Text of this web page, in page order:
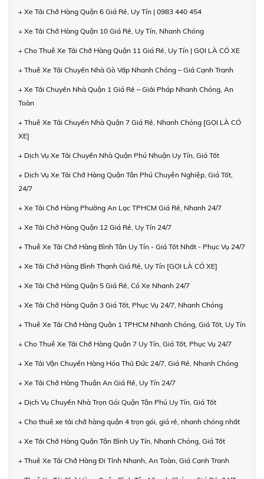
+ Xe Tải Chở Hàng Quận 6 Giá Rẻ, Uy Tín | 0983 440 454
+ Xe Tải Chở Hàng Quận 10 Giá Rẻ, Uy Tín, Nhanh Chóng
+ Cho Thuê Xe Tải Chở Hàng Quận 11 Giá Rẻ, Uy Tín | GỌI LÀ CÓ XE
+ Thuê Xe Tải Chuyển Nhà Gò Vấp Nhanh Chóng – Giá Cạnh Tranh
+ Xe Tải Chuyển Nhà Quận 1 Giá Rẻ – Giải Pháp Nhanh Chóng, An
Toàn
+ Thuê Xe Tải Chuyển Nhà Quận 7 Giá Rẻ, Nhanh Chóng [GỌI LÀ CÓ
XE]
+ Dịch Vụ Xe Tải Chuyển Nhà Quận Phú Nhuận Uy Tín, Giá Tốt
+ Dịch Vụ Xe Tải Chở Hàng Quận Tân Phú Chuyên Nghiệp, Giá Tốt,
24/7
+ Xe Tải Chở Hàng Phường An Lạc TPHCM Giá Rẻ, Nhanh 24/7
+ Xe Tải Chở Hàng Quận 12 Giá Rẻ, Uy Tín 24/7
+ Thuê Xe Tải Chở Hàng Bình Tân Uy Tín - Giá Tốt Nhất - Phục Vụ 24/7
+ Xe Tải Chở Hàng Bình Thạnh Giá Rẻ, Uy Tín [GỌI LÀ CÓ XE]
+ Xe Tải Chở Hàng Quận 5 Giá Rẻ, Có Xe Nhanh 24/7
+ Xe Tải Chở Hàng Quận 3 Giá Tốt, Phục Vụ 24/7, Nhanh Chóng
+ Thuê Xe Tải Chở Hàng Quận 1 TPHCM Nhanh Chóng, Giá Tốt, Uy Tín
+ Cho Thuê Xe Tải Chở Hàng Quận 7 Uy Tín, Giá Tốt, Phục Vụ 24/7
+ Xe Tải Vận Chuyển Hàng Hóa Thủ Đức 24/7, Giá Rẻ, Nhanh Chóng
+ Xe Tải Chở Hàng Thuận An Giá Rẻ, Uy Tín 24/7
+ Dịch Vụ Chuyển Nhà Trọn Gói Quận Tân Phú Uy Tín, Giá Tốt
+ Cho thuê xe tải chở hàng quận 4 trọn gói, giá rẻ, nhanh chóng nhất
+ Xe Tải Chở Hàng Quận Tân Bình Uy Tín, Nhanh Chóng, Giá Tốt
+ Thuê Xe Tải Chở Hàng Đi Tỉnh Nhanh, An Toàn, Giá Cạnh Tranh